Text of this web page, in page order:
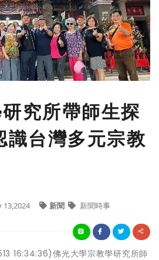
究所帶師生探
識台灣多元宗教
13,2024 新聞 新聞時事
16:34:36)佛光大學宗教學研究所師